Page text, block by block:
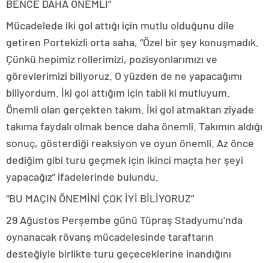
BENCE DAHA ÖNEMLİ”
Mücadelede iki gol attığı için mutlu olduğunu dile
getiren Portekizli orta saha, “Özel bir şey konuşmadık.
Çünkü hepimiz rollerimizi, pozisyonlarımızı ve
görevlerimizi biliyoruz. O yüzden de ne yapacağımı
biliyordum. İki gol attığım için tabii ki mutluyum.
Önemli olan gerçekten takım. İki gol atmaktan ziyade
takıma faydalı olmak bence daha önemli. Takımın aldığı
sonuç, gösterdiği reaksiyon ve oyun önemli. Az önce
dediğim gibi turu geçmek için ikinci maçta her şeyi
yapacağız” ifadelerinde bulundu.
“BU MAÇIN ÖNEMİNİ ÇOK İYİ BİLİYORUZ”
29 Ağustos Perşembe günü Tüpraş Stadyumu’nda
oynanacak rövanş mücadelesinde taraftarın
desteğiyle birlikte turu geçeceklerine inandığını